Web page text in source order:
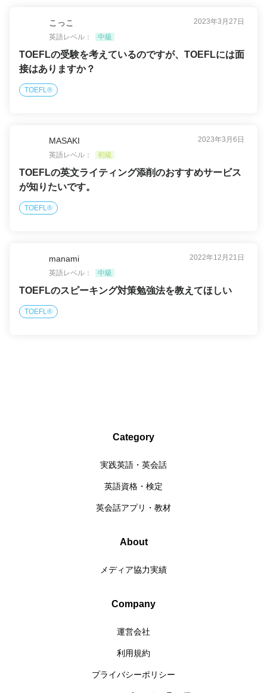
こっこ
2023年3月27日
英語レベル：
中級
TOEFLの受験を考えているのですが、TOEFLには面
接はありますか？
TOEFL®
MASAKI
2023年3月6日
英語レベル：
初級
TOEFLの英文ライティング添削のおすすめサービス
が知りたいです。
TOEFL®
manami
2022年12月21日
英語レベル：
中級
TOEFLのスピーキング対策勉強法を教えてほしい
TOEFL®
Category
実践英語・英会話
英語資格・検定
英会話アプリ・教材
About
メディア協力実績
Company
運営会社
利用規約
プライバシーポリシー